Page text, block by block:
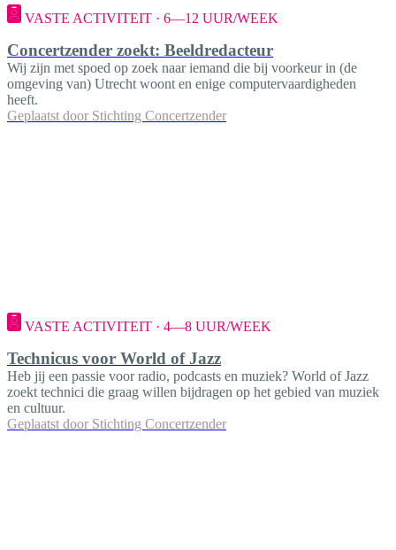
VASTE ACTIVITEIT · 6—12 UUR/WEEK
Concertzender zoekt: Beeldredacteur
Wij zijn met spoed op zoek naar iemand die bij voorkeur in (de
omgeving van) Utrecht woont en enige computervaardigheden
heeft.
Geplaatst door Stichting Concertzender
VASTE ACTIVITEIT · 4—8 UUR/WEEK
Technicus voor World of Jazz
Heb jij een passie voor radio, podcasts en muziek? World of Jazz
zoekt technici die graag willen bijdragen op het gebied van muziek
en cultuur.
Geplaatst door Stichting Concertzender